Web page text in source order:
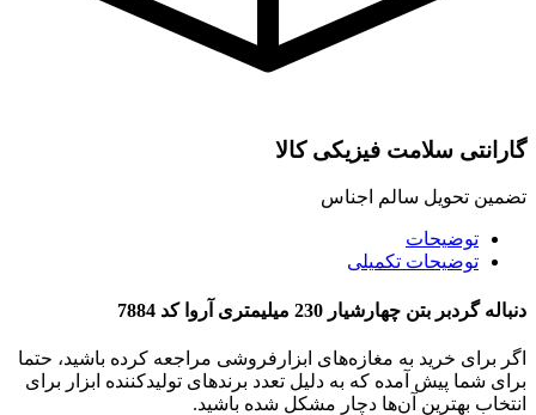
گارانتی سلامت فیزیکی کالا
تضمین تحویل سالم اجناس
توضیحات
توضیحات تکمیلی
دنباله گردبر بتن چهارشیار 230 میلیمتری آروا کد 7884
اگر برای خرید به مغازه‌های ابزارفروشی مراجعه کرده باشید، حتما
برای شما پیش آمده که به دلیل تعدد برندهای تولیدکننده ابزار برای
انتخاب بهترین آن‌ها دچار مشکل شده باشید.